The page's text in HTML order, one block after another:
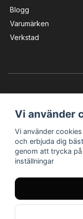
Blogg
Varumärken
Verkstad
©
Instagram
Vi använder
Vi använder
och erbjuda dig
genom att trycka på
inställningar